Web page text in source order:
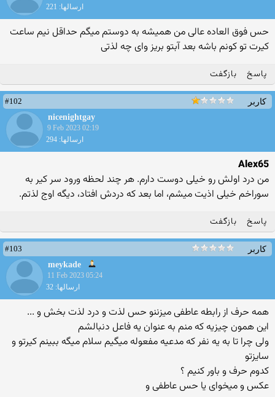
ارسالها: 221
حس فوق العاده عالی من همیشه به دوستم میگم حداقل نیم ساعت
کیرت تو کونم باشه بعد آبتو بریز وای چه لذتی
پاسخ بازگفت
کاربر
#102
nicenightgay
9 Feb 2023 02:19
ارسالها: 294
Alex65
من درد اولش رو خیلی دوست دارم. هر چند لحظه ورود سر کیر به
سوراخم خیلی اذیت میشم، اما بعد که دردش افتاد، دیگه اوج لذتم.
پاسخ بازگفت
کاربر
#103
meykade
11 Feb 2023 05:24
ارسالها: 32
همه حرف از رابطه عاطفی میزننو حس لذت و درد لذت بخش و ...
این همون چیزیه که منم به عنوان یه فاعل دنبالشم
ولی چرا تا به یه نفر که مدعیه مفعوله میگیم سلام میگه ببینم کیرتو و
سایزتو
کدوم حرف و باور کنیم ؟
عکس و میخوای یا حس عاطفی و